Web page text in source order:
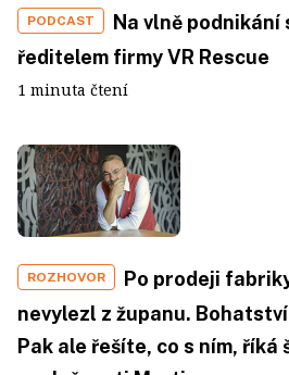
PODCAST
Na vlně podnikání
ředitelem firmy VR Rescue
1 minuta čtení
ROZHOVOR
Po prodeji
nevylezl z županu.
Pak ale řešíte, co s ním, říká